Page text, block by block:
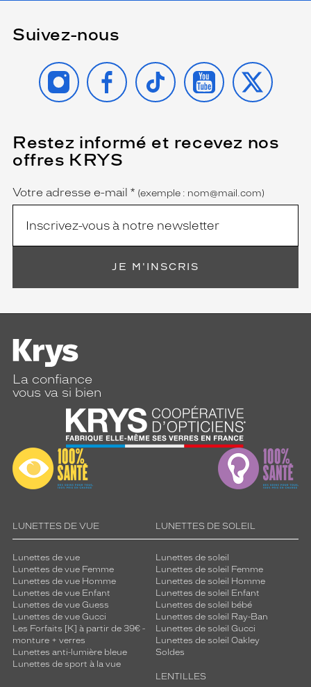
Suivez-nous
INSTAGRAMFACEBOOK
TIKTOK YOUTUBE
X
Restez informé et recevez nos
offres KRYS
Name
Votre adresse e-mail *
(Ce
champ
est
(exemple : nom@mail.com)
JE M'INSCRIS
La confiance
vous va si bien
LUNETTES DE VUE
Lunettes de vue
Lunettes de vue Femme
Lunettes de vue Homme
Lunettes de vue Enfant
Lunettes de vue Guess
Lunettes de vue Gucci
Les Forfaits [K] à partir de 39€ -
monture + verres
Lunettes anti-lumière bleue
Lunettes de sport à la vue
LUNETTES DE SOLEIL
Lunettes de soleil
Lunettes de soleil Femme
Lunettes de soleil Homme
Lunettes de soleil Enfant
Lunettes de soleil bébé
Lunettes de soleil Ray-Ban
Lunettes de soleil Gucci
Lunettes de soleil Oakley
Soldes
LENTILLES